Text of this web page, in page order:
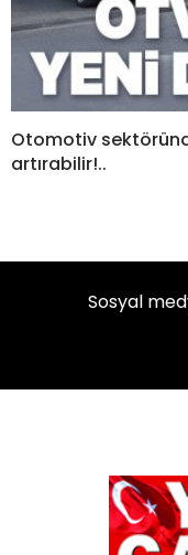
Otomotiv
artırabilir!..
Sosyal